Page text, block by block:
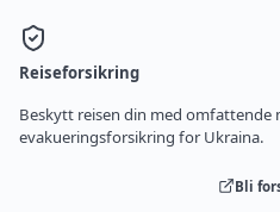
Reiseforsikring
Beskytt reisen din med omfattende
evakueringsforsikring for Ukraina.
Bli